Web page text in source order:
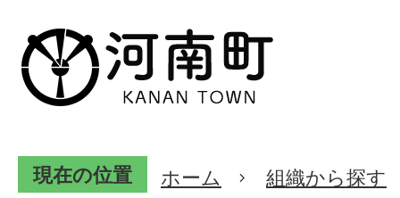
現在の位置 ホーム 組織から探す